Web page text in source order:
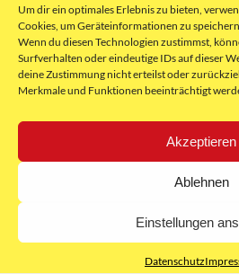
Um dir ein optimales Erlebnis zu bieten,
Cookies, um Geräteinformationen zu
Wenn du diesen Technologien zustimmst,
Surfverhalten oder eindeutige IDs auf dieser
deine Zustimmung nicht erteilst oder
Merkmale und Funktionen beeinträchtigt
Akzeptieren
Ablehnen
Einstellungen
Datenschutz
kontakt@freielokale-graz.at
Website by Rubikon Werbeagentur
GmbH
AGB
E-Mail